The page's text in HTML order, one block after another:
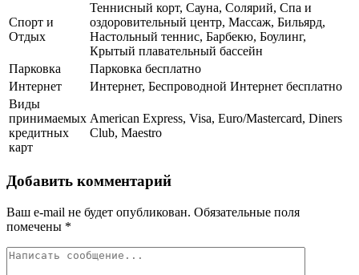
Спорт и
Отдых
Теннисный корт, Сауна, Солярий, Спа и
оздоровительный центр, Массаж, Бильярд,
Настольный теннис, Барбекю, Боулинг,
Крытый плавательный бассейн
Парковка
Парковка бесплатно
Интернет
Интернет, Беспроводной Интернет бесплатно
Виды
принимаемых
кредитных
карт
American Express, Visa, Euro/Mastercard, Diners
Club, Maestro
Добавить комментарий
Ваш e-mail не будет опубликован. Обязательные поля
помечены *